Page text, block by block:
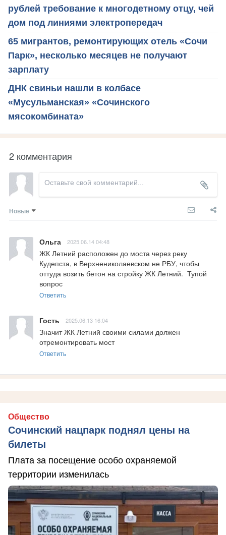
рублей требование к многодетному отцу, чей
дом под линиями электропередач
65 мигрантов, ремонтирующих отель «Сочи
Парк», несколько месяцев не получают
зарплату
ДНК свиньи нашли в колбасе
«Мусульманская» «Сочинского
мясокомбината»
2 комментария
Новые
Ольга 2025.06.14 04:48
ЖК Летний расположен до моста через реку
Кудепста, в Верхнениколаевском не РБУ, чтобы
оттуда возить бетон на стройку ЖК Летний.  Тупой
вопрос
Ответить
Гость 2025.06.13 16:04
Значит ЖК Летний своими силами должен
отремонтировать мост
Ответить
Общество
Сочинский нацпарк поднял цены на
билеты
Плата за посещение особо охраняемой
территории изменилась